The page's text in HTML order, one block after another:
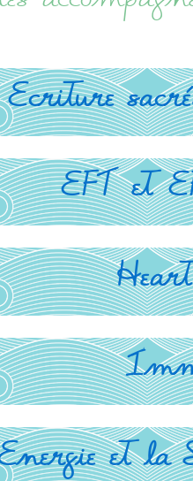
Ecriture
EFT et
et la